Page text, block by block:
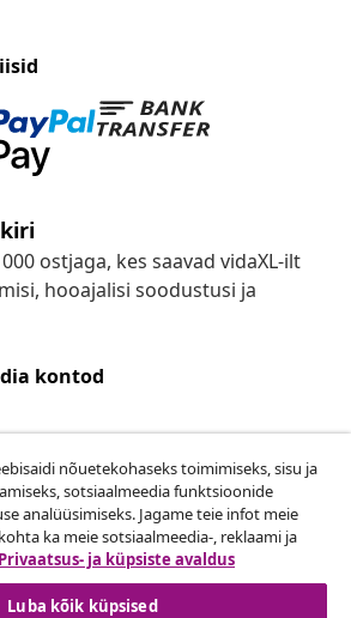
ostjaga, kes saavad vidaXL-ilt
hooajalisi soodustusi ja
kontod
kohta tagastamissoov.
taganemine
nõuetekohaseks toimimiseks, sisu ja
sotsiaalmeedia funktsioonide
analüüsimiseks. Jagame teie infot meie
ka meie sotsiaalmeedia-, reklaami ja
Privaatsus- ja küpsiste avaldus
Luba kõik küpsised